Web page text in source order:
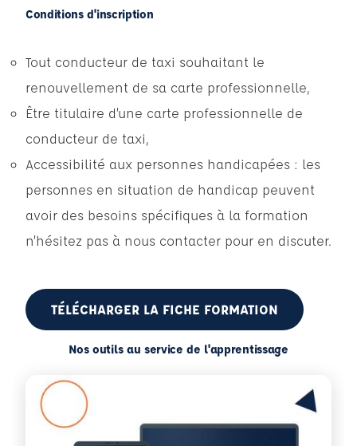
Conditions d'inscription
Tout conducteur de taxi souhaitant le
renouvellement de sa carte professionnelle,
Être titulaire d’une carte professionnelle de
conducteur de taxi,
Accessibilité aux personnes handicapées : les
personnes en situation de handicap peuvent
avoir des besoins spécifiques à la formation
n’hésitez pas à nous contacter pour en discuter.
TÉLÉCHARGER LA FICHE FORMATION
Nos outils au service de l'apprentissage